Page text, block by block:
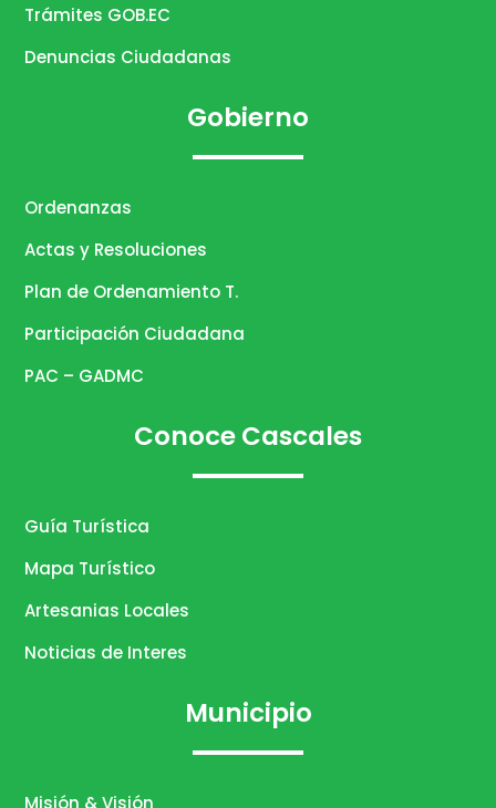
Trámites GOB.EC
Denuncias Ciudadanas
Gobierno
Ordenanzas
Actas y Resoluciones
Plan de Ordenamiento T.
Participación Ciudadana
PAC – GADMC
Conoce Cascales
Guía Turística
Mapa Turístico
Artesanias Locales
Noticias de Interes
Municipio
Misión & Visión